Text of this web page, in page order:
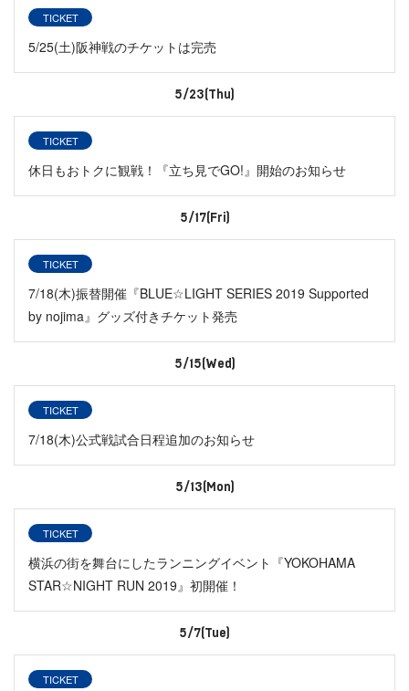
TICKET
5/25(土)阪神戦のチケットは完売
5/23(Thu)
TICKET
休日もおトクに観戦！『立ち見でGO!』開始のお知らせ
5/17(Fri)
TICKET
7/18(木)振替開催『BLUE☆LIGHT SERIES 2019 Supported
by nojima』グッズ付きチケット発売
5/15(Wed)
TICKET
7/18(木)公式戦試合日程追加のお知らせ
5/13(Mon)
TICKET
横浜の街を舞台にしたランニングイベント『YOKOHAMA
STAR☆NIGHT RUN 2019』初開催！
5/7(Tue)
TICKET